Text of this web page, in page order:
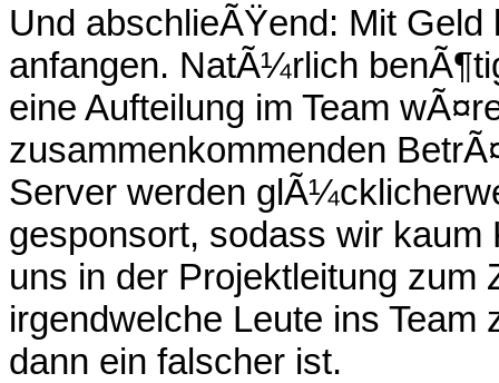
Und abschlieÃŸend: Mit
anfangen. NatÃ¼rlich
eine Aufteilung im Team
zusammenkommenden
Server werden
gesponsort, sodass wir
uns in der Projektleitung zum
irgendwelche Leute ins Team
dann ein falscher ist.